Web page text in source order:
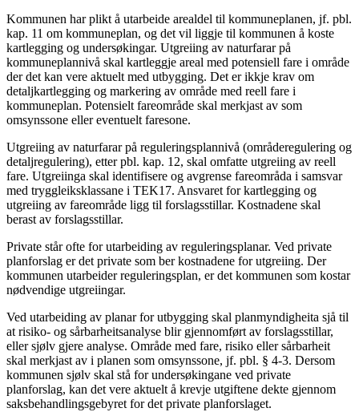
Kommunen har plikt å utarbeide arealdel til kommuneplanen, jf. pbl.
kap. 11 om kommuneplan, og det vil liggje til kommunen å koste
kartlegging og undersøkingar. Utgreiing av naturfarar på
kommuneplannivå skal kartleggje areal med potensiell fare i område
der det kan vere aktuelt med utbygging. Det er ikkje krav om
detaljkartlegging og markering av område med reell fare i
kommuneplan. Potensielt fareområde skal merkjast av som
omsynssone eller eventuelt faresone.
Utgreiing av naturfarar på reguleringsplannivå (områderegulering og
detaljregulering), etter pbl. kap. 12, skal omfatte utgreiing av reell
fare. Utgreiinga skal identifisere og avgrense fareområda i samsvar
med tryggleiksklassane i TEK17. Ansvaret for kartlegging og
utgreiing av fareområde ligg til forslagsstillar. Kostnadene skal
berast av forslagsstillar.
Private står ofte for utarbeiding av reguleringsplanar. Ved private
planforslag er det private som ber kostnadene for utgreiing. Der
kommunen utarbeider reguleringsplan, er det kommunen som kostar
nødvendige utgreiingar.
Ved utarbeiding av planar for utbygging skal planmyndigheita sjå til
at risiko- og sårbarheitsanalyse blir gjennomført av forslagsstillar,
eller sjølv gjere analyse. Område med fare, risiko eller sårbarheit
skal merkjast av i planen som omsynssone, jf. pbl. § 4-3. Dersom
kommunen sjølv skal stå for undersøkingane ved private
planforslag, kan det vere aktuelt å krevje utgiftene dekte gjennom
saksbehandlingsgebyret for det private planforslaget.